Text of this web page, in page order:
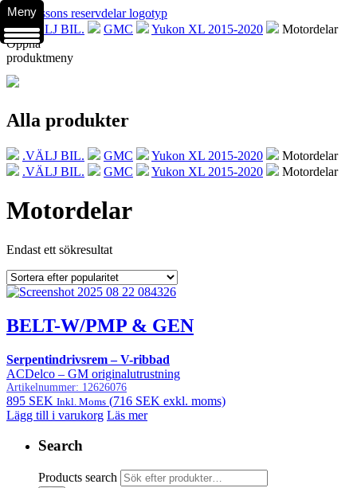
.VÄLJ BIL. GMC Yukon XL 2015-2020
Motordelar
Öppna
produktmeny
Alla produkter
.VÄLJ BIL. GMC Yukon XL 2015-2020
Motordelar
.VÄLJ BIL.
GMC Yukon XL 2015-2020 Motordelar
Motordelar
Endast ett sökresultat
BELT-W/PMP & GEN
Serpentindrivsrem – V-ribbad
ACDelco – GM originalutrustning
Artikelnummer: 12626076
895 SEK Inkl. Moms (716 SEK exkl. moms)
Lägg till i varukorg Läs mer
Search
Products search
Meny